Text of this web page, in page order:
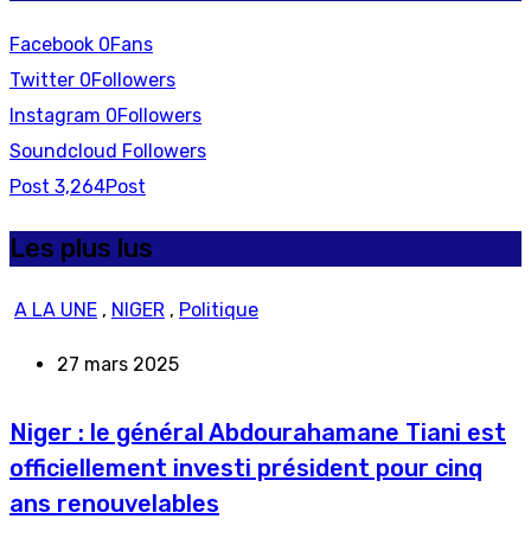
Facebook 0Fans
Twitter 0Followers
Instagram 0Followers
Soundcloud Followers
Post 3,264Post
Les plus lus
A LA UNE , NIGER , Politique
27 mars 2025
Niger : le général Abdourahamane Tiani est
officiellement investi président pour cinq
ans renouvelables